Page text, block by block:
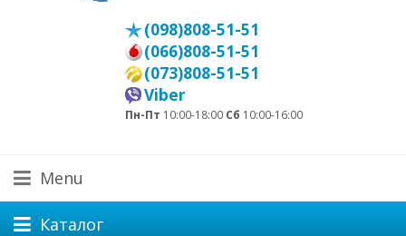
(098)808-51-51
(066)808-51-51
(073)808-51-51
Viber
Пн-Пт 10:00-18:00 Сб 10:00-16:00
Menu
Каталог